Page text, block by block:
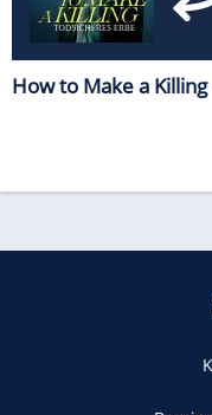
How to Make a